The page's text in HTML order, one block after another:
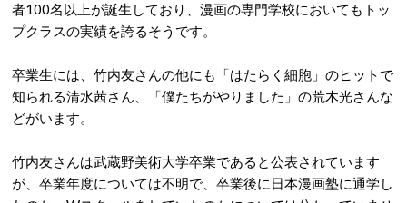
者100名以上が誕生しており、漫画の専門学校においてもトッ
プクラスの実績を誇るそうです。
卒業生には、竹内友さんの他にも「はたらく細胞」のヒットで
知られる清水茜さん、「僕たちがやりました」の荒木光さんな
どがいます。
竹内友さんは武蔵野美術大学卒業であると公表されています
が、卒業年度については不明で、卒業後に日本漫画塾に通学し